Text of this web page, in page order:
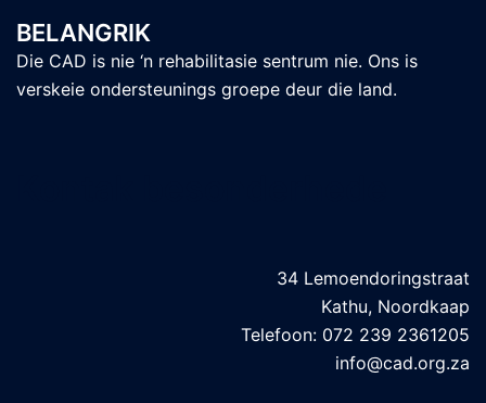
BELANGRIK
Die CAD is nie ‘n rehabilitasie sentrum nie. Ons is
verskeie ondersteunings groepe deur die land.
34 Lemoendoringstraat
Kathu, Noordkaap
Telefoon: 072 239 2361205
info@cad.org.za